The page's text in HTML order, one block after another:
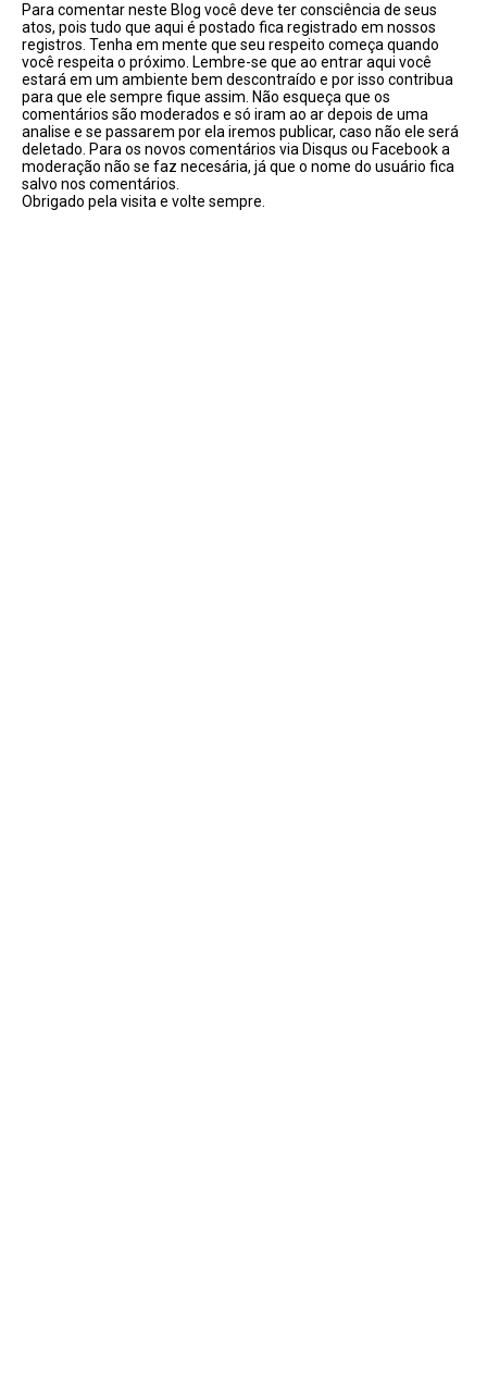
Para comentar neste Blog você deve ter consciência de seus
atos, pois tudo que aqui é postado fica registrado em nossos
registros. Tenha em mente que seu respeito começa quando
você respeita o próximo. Lembre-se que ao entrar aqui você
estará em um ambiente bem descontraído e por isso contribua
para que ele sempre fique assim. Não esqueça que os
comentários são moderados e só iram ao ar depois de uma
analise e se passarem por ela iremos publicar, caso não ele será
deletado. Para os novos comentários via Disqus ou Facebook a
moderação não se faz necesária, já que o nome do usuário fica
salvo nos comentários.
Obrigado pela visita e volte sempre.